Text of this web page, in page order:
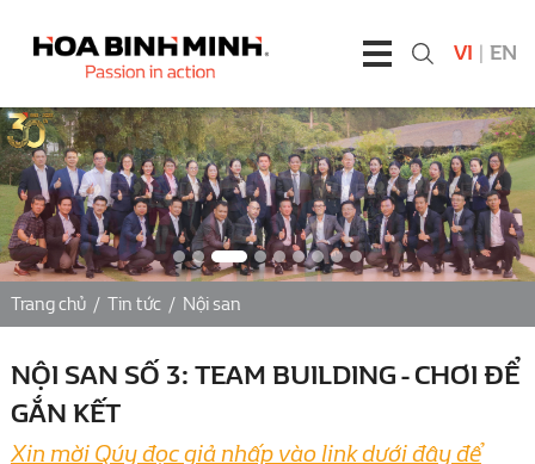
VI | EN
Trang chủ/ Tin tức/ Nội san
NỘI SAN SỐ 3: TEAM BUILDING - CHƠI ĐỂ
GẮN KẾT
Xin mời Qúy đọc giả nhấp vào link dưới đây để